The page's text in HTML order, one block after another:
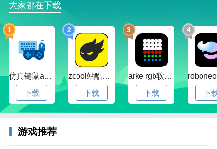
大家都在下载
1
仿真键鼠app官方版下载v1.4.3.58 安卓最新版
下载
2
zcool站酷官方版下载v5.15.0 安卓最新版本
下载
3
arke rgb软件下载v20.0 安卓版
下载
4
下
游戏推荐